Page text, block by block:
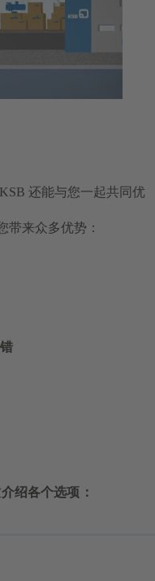
还能与您一起共同优
来众多优势：
错
绍各个选项：